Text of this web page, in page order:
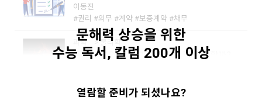
문해력 상승을 위한
수능 독서, 칼럼 200개 이상
열람할 준비가 되셨나요?
이동진
#권리 #의무 #계약 #보증계약 #채무
과학 > 물리학
중력은 별의 진화 과정에 어떤 작용을 할까?